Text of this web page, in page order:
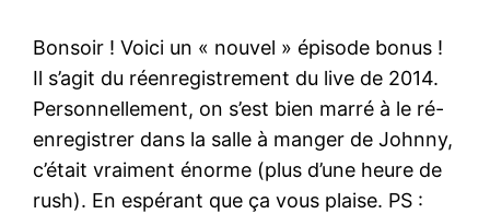
Bonsoir ! Voici un « nouvel » épisode bonus !
Il s’agit du réenregistrement du live de 2014.
Personnellement, on s’est bien marré à le ré-
enregistrer dans la salle à manger de Johnny,
c’était vraiment énorme (plus d’une heure de
rush). En espérant que ça vous plaise. PS :